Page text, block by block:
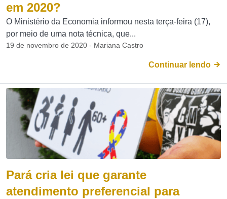
em 2020?
O Ministério da Economia informou nesta terça-feira (17),
por meio de uma nota técnica, que...
19 de novembro de 2020 - Mariana Castro
Continuar lendo
Pará cria lei que garante
atendimento preferencial para